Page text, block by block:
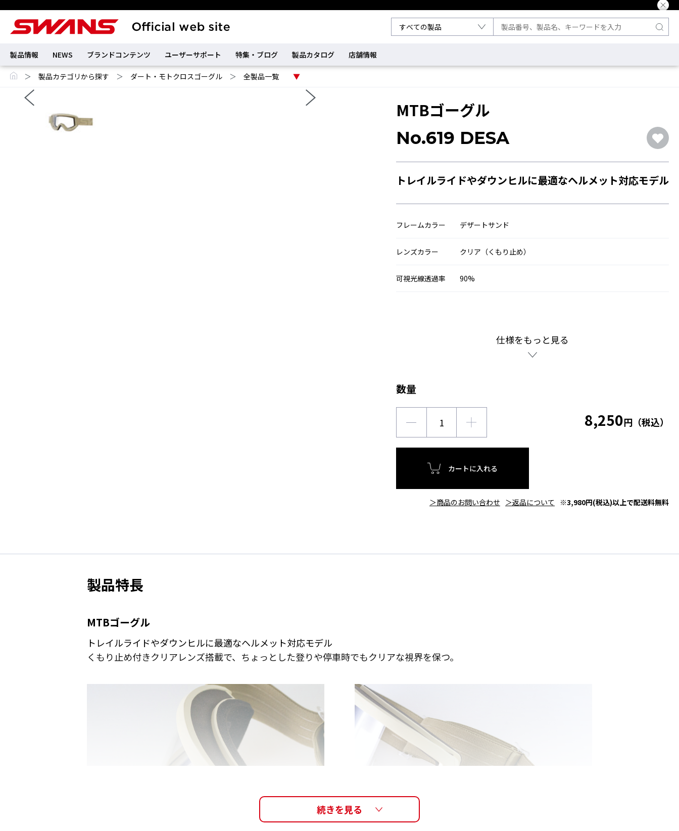
製品情報 NEWS ブランドコンテンツ ユーザーサポート 特集・ブログ 製品カタログ 店舗情報
＞ 製品カテゴリから探す ＞ ダート・モトクロスゴーグル ＞ 全製品一覧
MTBゴーグル
No.619 DESA
トレイルライドやダウンヒルに最適なヘルメット対応モデル
フレームカラー デザートサンド
レンズカラー クリア（くもり止め）
可視光線透過率 90%
仕様をもっと見る
数量
8,250円（税込）
カートに入れる
＞商品のお問い合わせ ＞返品について ※3,980円(税込)以上で配送料無料
製品特長
MTBゴーグル
トレイルライドやダウンヒルに最適なヘルメット対応モデル
くもり止め付きクリアレンズ搭載で、ちょっとした登りや停車時でもクリアな視界を保つ。